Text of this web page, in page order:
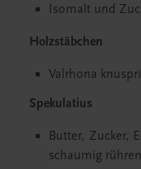
Isomalt und
Holzstäbchen
Valrhona
Spekulatius
Butter, Zucker,
schaumig